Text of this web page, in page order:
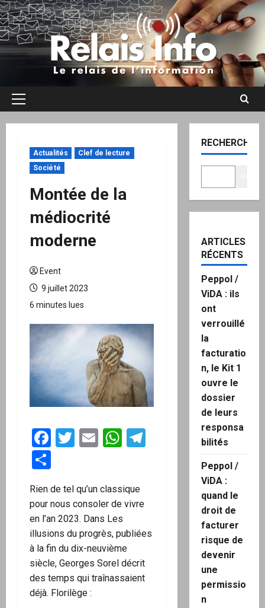
Aller
au
contenu
Menu
Actualités
Clef de lecture
Société
Montée de la
médiocrité
moderne
Event
9 juillet 2023
6 minutes lues
Facebook
Twitter
EmailWhatsApp
Telegram
Rien de tel qu’un classique
pour nous consoler de vivre
en l’an 2023. Dans Les
illusions du progrès, publiées
à la fin du dix-neuvième
siècle, Georges Sorel décrit
des temps qui traînassaient
déjà. Florilège :
RECHERCHER
ARTICLES
RÉCENTS
Peppol /
ViDA : ils
ont
verrouillé
la
facturatio
n, le Kit 1
ouvre le
dossier
de leurs
responsa
bilités
Peppol /
ViDA :
quand le
droit de
facturer
risque de
devenir
une
permissio
n